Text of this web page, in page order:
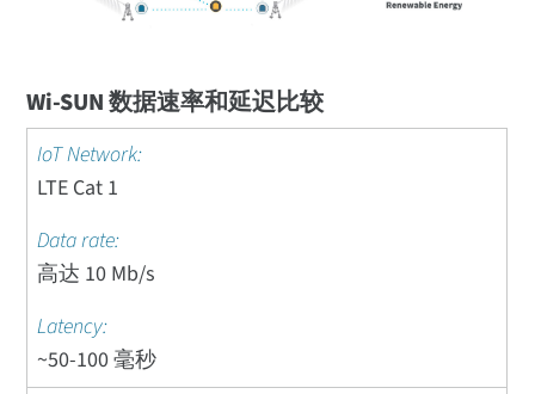
Wi-SUN 数据速率和延迟比较
LTE Cat 1
高达 10 Mb/s
~50-100 毫秒